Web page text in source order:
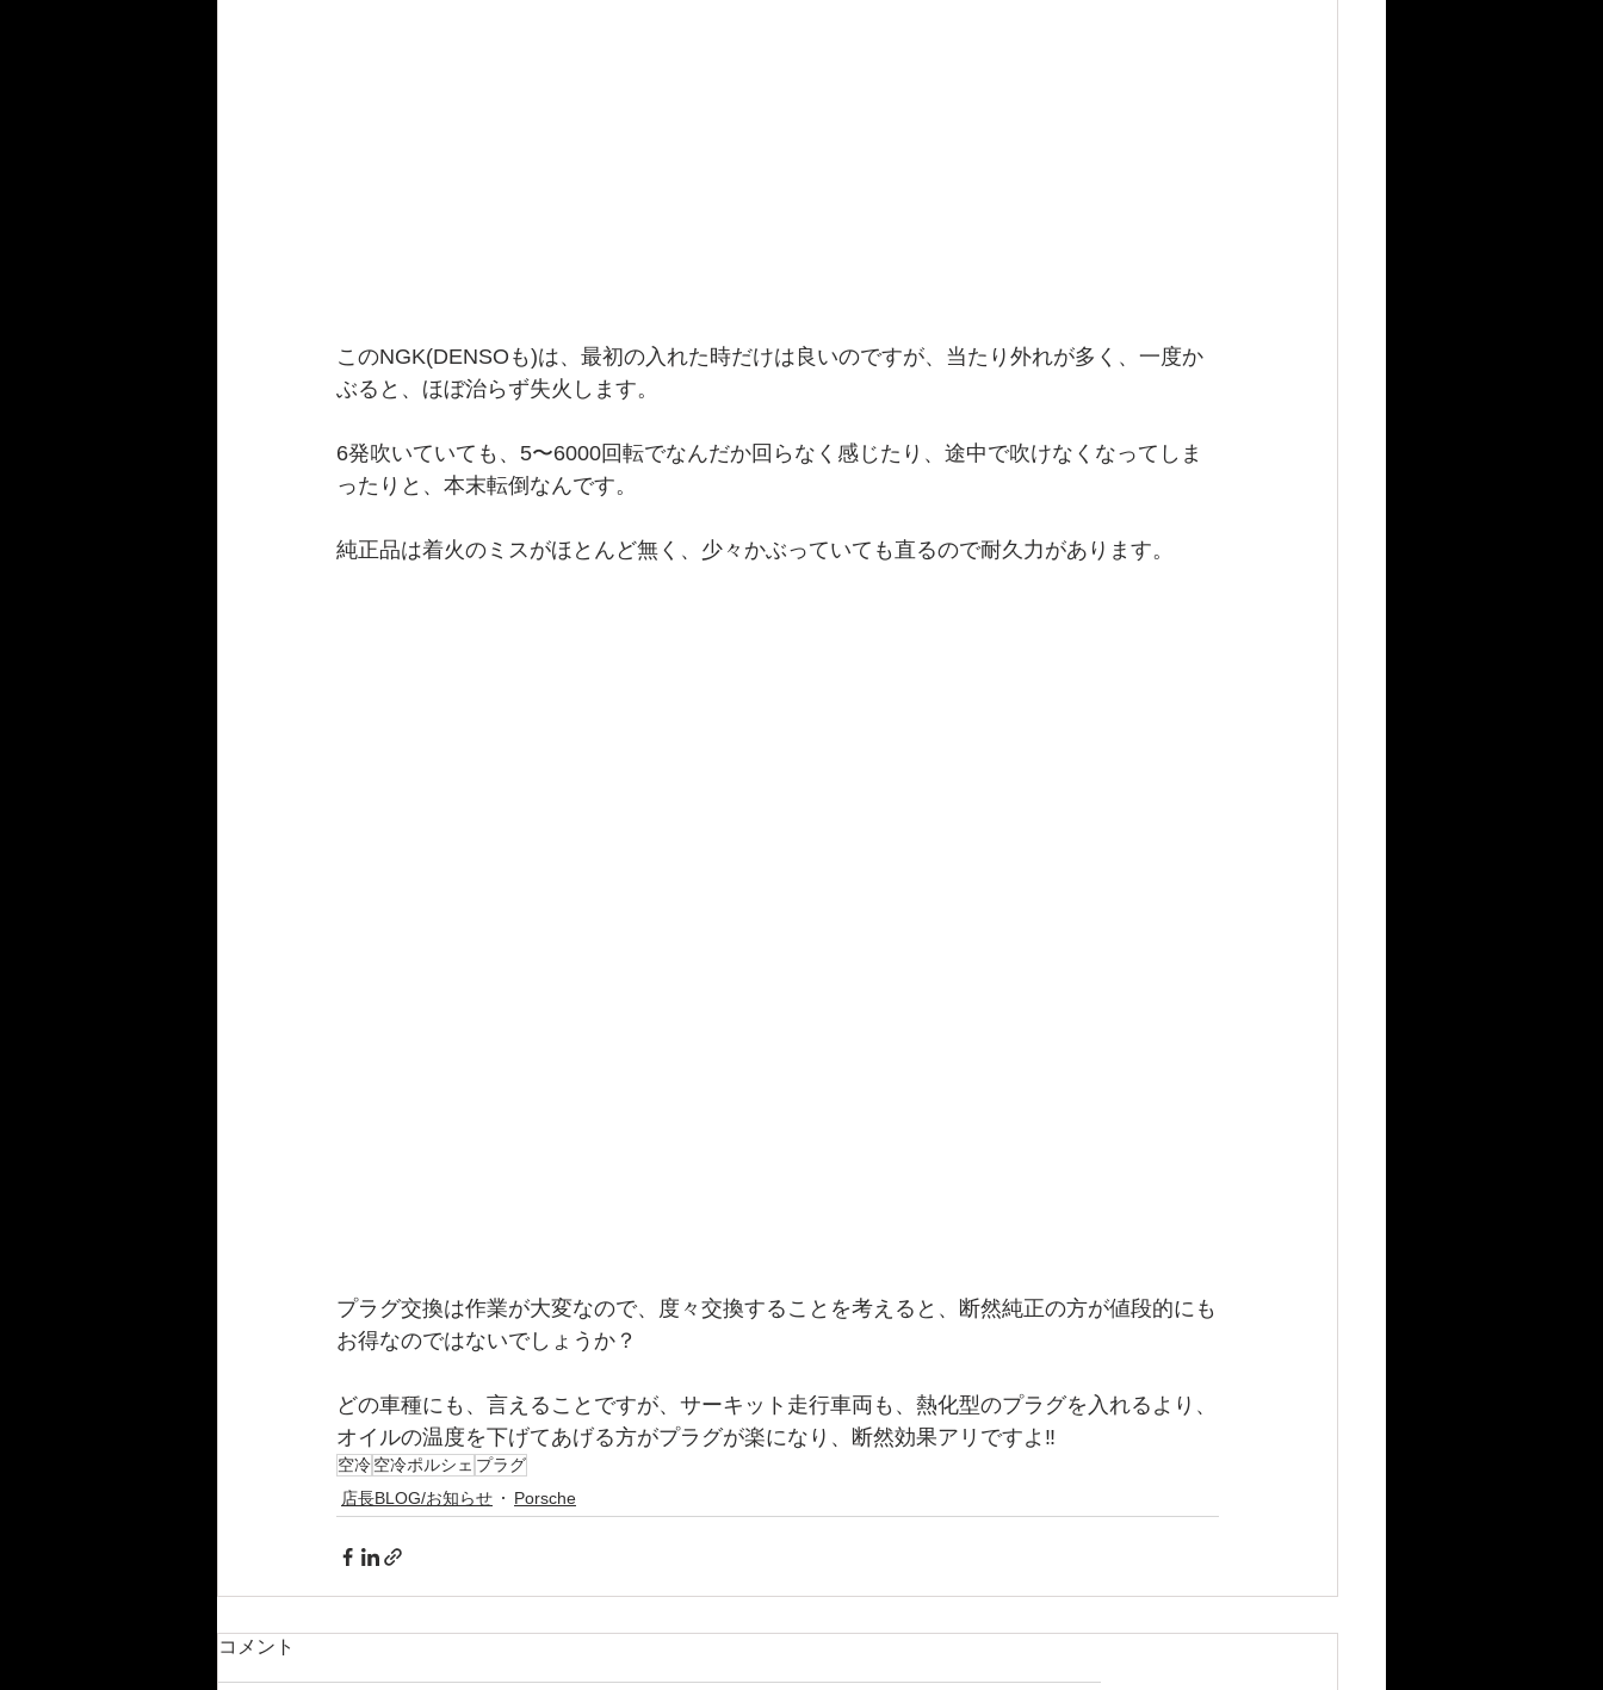
このNGK(DENSOも)は、最初の入れた時だけは良いのですが、当たり外れが多く、一度か
ぶると、ほぼ治らず失火します。
6発吹いていても、5〜6000回転でなんだか回らなく感じたり、途中で吹けなくなってしま
ったりと、本末転倒なんです。
純正品は着火のミスがほとんど無く、少々かぶっていても直るので耐久力があります。
プラグ交換は作業が大変なので、度々交換することを考えると、断然純正の方が値段的にも
お得なのではないでしょうか？
どの車種にも、言えることですが、サーキット走行車両も、熱化型のプラグを入れるより、
オイルの温度を下げてあげる方がプラグが楽になり、断然効果アリですよ‼️
空冷空冷ポルシェ プラグ
店長BLOG/お知らせ
Porsche
コメント